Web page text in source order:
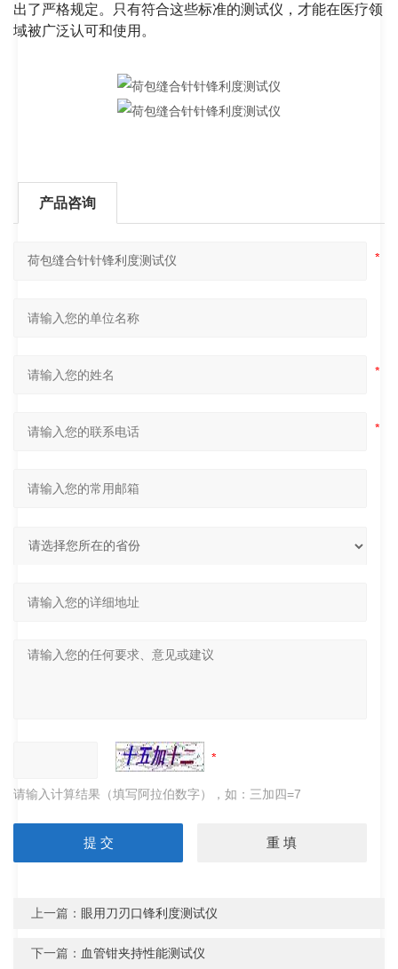
出了严格规定。只有符合这些标准的测试仪，才能在医疗领
域被广泛认可和使用。
产品咨询
请输入计算结果（填写阿拉伯数字），如：三加四=7
上一篇： 眼用刀刃口锋利度测试仪
下一篇： 血管钳夹持性能测试仪